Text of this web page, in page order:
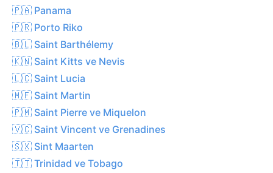
🇵🇦 Panama
🇵🇷 Porto Riko
🇧🇱 Saint Barthélemy
🇰🇳 Saint Kitts ve Nevis
🇱🇨 Saint Lucia
🇲🇫 Saint Martin
🇵🇲 Saint Pierre ve Miquelon
🇻🇨 Saint Vincent ve Grenadines
🇸🇽 Sint Maarten
🇹🇹 Trinidad ve Tobago